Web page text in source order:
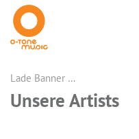
Lade Banner …
Unsere Artists